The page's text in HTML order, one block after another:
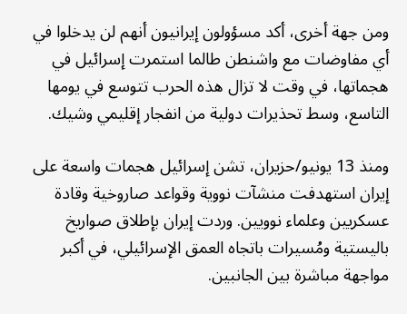
ومن جهة أخرى، أكد مسؤولون إيرانيون أنهم لن يدخلوا في
أي مفاوضات مع واشنطن طالما استمرت إسرائيل في
هجماتها، في وقت لا تزال هذه الحرب تتوسع في يومها
التاسع، وسط تحذيرات دولية من انفجار إقليمي وشيك.
ومنذ 13 يونيو/حزيران، تشن إسرائيل هجمات واسعة على
إيران استهدفت منشآت نووية وقواعد صاروخية وقادة
عسكريين وعلماء نوويين. وردت إيران بإطلاق صواريخ
باليستية ومُسيرات باتجاه العمق الإسرائيلي، في أكبر
مواجهة مباشرة بين الجانبين.